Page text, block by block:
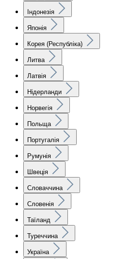
Індонезія
Японія
Корея (Республіка)
Литва
Латвія
Нідерланди
Норвегія
Польща
Португалія
Румунія
Швеція
Словаччина
Словенія
Таїланд
Туреччина
Україна